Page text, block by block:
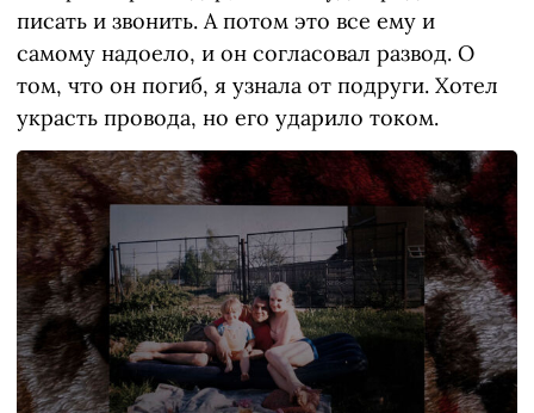
писать и звонить. А потом это все ему и
самому надоело, и он согласовал развод. О
том, что он погиб, я узнала от подруги. Хотел
украсть провода, но его ударило током.